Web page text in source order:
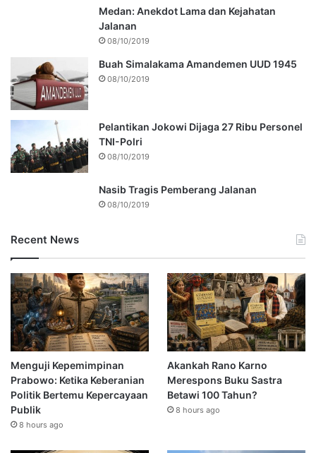
Medan: Anekdot Lama dan Kejahatan
Jalanan
08/10/2019
Buah Simalakama Amandemen UUD 1945
08/10/2019
Pelantikan Jokowi Dijaga 27 Ribu Personel
TNI-Polri
08/10/2019
Nasib Tragis Pemberang Jalanan
08/10/2019
Recent News
Menguji Kepemimpinan
Prabowo: Ketika Keberanian
Politik Bertemu Kepercayaan
Publik
8 hours ago
Akankah Rano Karno
Merespons Buku Sastra
Betawi 100 Tahun?
8 hours ago